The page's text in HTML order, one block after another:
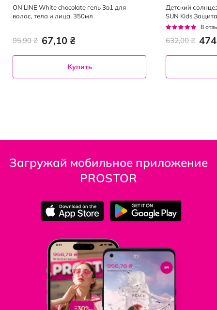
ON LINE White chocolate гель 3в1 для
волос, тела и лица, 350мл
67,10 ₴
95,90 ₴
Купить
Детский
SUN Kids
Рейтинг:
8
632,00 ₴
Загружай мобильное приложение
PROSTOR